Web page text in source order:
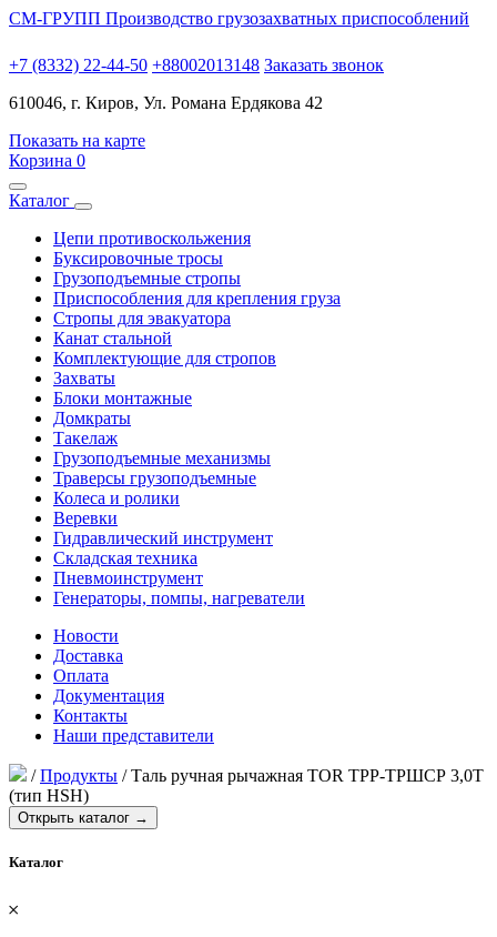
СМ-ГРУПП Производство грузозахватных приспособлений
+7 (8332) 22-44-50 +88002013148 Заказать звонок
610046, г. Киров, Ул. Романа Ердякова 42
Показать на карте
Корзина 0
Каталог
Цепи противоскольжения
Буксировочные тросы
Грузоподъемные стропы
Приспособления для крепления груза
Стропы для эвакуатора
Канат стальной
Комплектующие для стропов
Захваты
Блоки монтажные
Домкраты
Такелаж
Грузоподъемные механизмы
Траверсы грузоподъемные
Колеса и ролики
Веревки
Гидравлический инструмент
Складская техника
Пневмоинструмент
Генераторы, помпы, нагреватели
Новости
Доставка
Оплата
Документация
Контакты
Наши представители
/Продукты /Таль ручная рычажная TOR ТРР-ТРШСР 3,0Т
(тип HSH)
Открыть каталог →
Каталог
𐄂